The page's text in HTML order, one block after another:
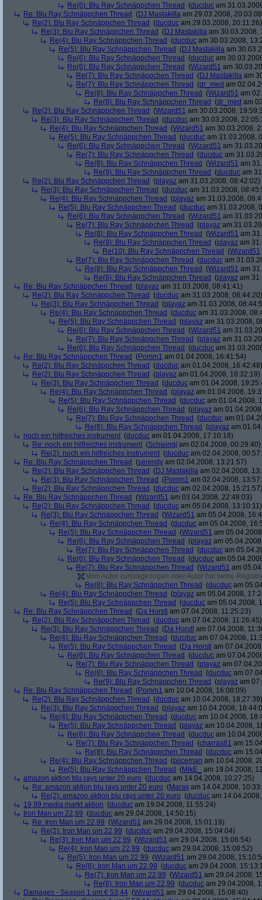
Re(6): Blu Ray Schnäppchen Thread (ducduc am
Re: Blu Ray Schnäppchen Thread (DJ Mastakilla am 29.03.2008,
Re(2): Blu Ray Schnäppchen Thread (ducduc am 29.03.2008, 20:11:26)
Re(3): Blu Ray Schnäppchen Thread (DJ Mastakilla am 30.03.2008,
Re(4): Blu Ray Schnäppchen Thread (ducduc am 30.03.2008,
Re(5): Blu Ray Schnäppchen Thread (DJ Mastakilla am
Re(6): Blu Ray Schnäppchen Thread (ducduc am
Re(6): Blu Ray Schnäppchen Thread (Wizard51 am
Re(7): Blu Ray Schnäppchen Thread (DJ Mastakilla am
Re(7): Blu Ray Schnäppchen Thread (dr_med am
Re(8): Blu Ray Schnäppchen Thread (Wizard51 am
Re(9): Blu Ray Schnäppchen Thread (dr_med am
Re(2): Blu Ray Schnäppchen Thread (Wizard51 am 30.03.2008,
Re(3): Blu Ray Schnäppchen Thread (ducduc am 30.03.2008,
Re(4): Blu Ray Schnäppchen Thread (Wizard51 am 30.03.2008,
Re(5): Blu Ray Schnäppchen Thread (ducduc am 31.03.2008,
Re(6): Blu Ray Schnäppchen Thread (Wizard51 am
Re(7): Blu Ray Schnäppchen Thread (ducduc am
Re(8): Blu Ray Schnäppchen Thread (Wizard51 am
Re(9): Blu Ray Schnäppchen Thread (ducduc am
Re(2): Blu Ray Schnäppchen Thread (playaz am 31.03.2008, 08:42:02)
Re(3): Blu Ray Schnäppchen Thread (ducduc am 31.03.2008,
Re(4): Blu Ray Schnäppchen Thread (playaz am 31.03.2008,
Re(5): Blu Ray Schnäppchen Thread (ducduc am 31.03.2008,
Re(6): Blu Ray Schnäppchen Thread (Wizard51 am
Re(7): Blu Ray Schnäppchen Thread (playaz am
Re(8): Blu Ray Schnäppchen Thread (Wizard51 am
Re(9): Blu Ray Schnäppchen Thread (playaz am
Re(10): Blu Ray Schnäppchen Thread (Wizard51
Re(7): Blu Ray Schnäppchen Thread (ducduc am
Re(8): Blu Ray Schnäppchen Thread (Wizard51 am
Re(9): Blu Ray Schnäppchen Thread (playaz am
Re: Blu Ray Schnäppchen Thread (playaz am 31.03.2008, 08:41:41)
Re(2): Blu Ray Schnäppchen Thread (ducduc am 31.03.2008, 08:44:20)
Re(3): Blu Ray Schnäppchen Thread (playaz am 31.03.2008,
Re(4): Blu Ray Schnäppchen Thread (ducduc am 31.03.2008,
Re(5): Blu Ray Schnäppchen Thread (playaz am 31.03.2008,
Re(6): Blu Ray Schnäppchen Thread (Wizard51 am
Re(7): Blu Ray Schnäppchen Thread (playaz am
Re(6): Blu Ray Schnäppchen Thread (ducduc am
Re: Blu Ray Schnäppchen Thread (Pomm1 am 01.04.2008, 16:41:54)
Re(2): Blu Ray Schnäppchen Thread (ducduc am 01.04.2008, 16:42:48)
Re(2): Blu Ray Schnäppchen Thread (playaz am 01.04.2008, 18:32:19)
Re(3): Blu Ray Schnäppchen Thread (ducduc am 01.04.2008,
Re(4): Blu Ray Schnäppchen Thread (playaz am 01.04.2008,
Re(5): Blu Ray Schnäppchen Thread (ducduc am 01.04.2008,
Re(6): Blu Ray Schnäppchen Thread (playaz am
Re(7): Blu Ray Schnäppchen Thread (ducduc am
Re(8): Blu Ray Schnäppchen Thread (playaz am
noch ein hilfreiches instrument (ducduc am 01.04.2008, 17:10:18)
Re: noch ein hilfreiches instrument (Schwingi am 02.04.2008, 00:29:40)
Re(2): noch ein hilfreiches instrument (ducduc am 02.04.2008,
Re: Blu Ray Schnäppchen Thread (serenity am 02.04.2008, 13:21:57)
Re(2): Blu Ray Schnäppchen Thread (DJ Mastakilla am 02.04.2008,
Re(3): Blu Ray Schnäppchen Thread (Pomm1 am 02.04.2008,
Re(2): Blu Ray Schnäppchen Thread (ducduc am 02.04.2008, 15:21:57)
Re: Blu Ray Schnäppchen Thread (Wizard51 am 03.04.2008, 22:48:03)
Re(2): Blu Ray Schnäppchen Thread (ducduc am 05.04.2008, 13:10:11)
Re(3): Blu Ray Schnäppchen Thread (Wizard51 am 05.04.2008,
Re(4): Blu Ray Schnäppchen Thread (ducduc am 05.04.2008,
Re(5): Blu Ray Schnäppchen Thread (Wizard51 am
Re(6): Blu Ray Schnäppchen Thread (playaz am
Re(7): Blu Ray Schnäppchen Thread (ducduc am
Re(6): Blu Ray Schnäppchen Thread (ducduc am
Re(7): Blu Ray Schnäppchen Thread (Wizard51 am
Vom Autor zurückgezogen oder Autor hat seine
Re(8): Blu Ray Schnäppchen Thread (ducduc am
Re(4): Blu Ray Schnäppchen Thread (playaz am 05.04.2008,
Re(5): Blu Ray Schnäppchen Thread (ducduc am 05.04.2008,
Re: Blu Ray Schnäppchen Thread (Da Horstl am 07.04.2008, 11:25:23)
Re(2): Blu Ray Schnäppchen Thread (ducduc am 07.04.2008, 11:26:45)
Re(3): Blu Ray Schnäppchen Thread (Da Horstl am 07.04.2008,
Re(4): Blu Ray Schnäppchen Thread (ducduc am 07.04.2008,
Re(5): Blu Ray Schnäppchen Thread (Da Horstl am
Re(6): Blu Ray Schnäppchen Thread (ducduc am
Re(7): Blu Ray Schnäppchen Thread (playaz am
Re(8): Blu Ray Schnäppchen Thread (ducduc am
Re(9): Blu Ray Schnäppchen Thread (playaz am
Re: Blu Ray Schnäppchen Thread (Pomm1 am 10.04.2008, 16:08:09)
Re(2): Blu Ray Schnäppchen Thread (ducduc am 10.04.2008, 18:27:39)
Re(3): Blu Ray Schnäppchen Thread (playaz am 10.04.2008,
Re(4): Blu Ray Schnäppchen Thread (ducduc am 10.04.2008,
Re(5): Blu Ray Schnäppchen Thread (playaz am 10.04.2008,
Re(6): Blu Ray Schnäppchen Thread (ducduc am
Re(7): Blu Ray Schnäppchen Thread (charras81 am
Re(8): Blu Ray Schnäppchen Thread (ducduc am
Re(4): Blu Ray Schnäppchen Thread (piiceman am 10.04.2008,
Re(5): Blu Ray Schnäppchen Thread (MikE_
am 19.04.2008,
amazon aktion blu rays unter 20 euro (ducduc am 14.04.2008, 10:27:25)
Re: amazon aktion blu rays unter 20 euro (Marax am 14.04.2008,
Re(2): amazon aktion blu rays unter 20 euro (ducduc am
19,99 media markt aktion (ducduc am 19.04.2008, 11:55:24)
Iron Man um 22,99 (ducduc am 29.04.2008, 14:50:15)
Re: Iron Man um 22,99 (Wizard51 am 29.04.2008, 15:01:19)
Re(2): Iron Man um 22,99 (ducduc am 29.04.2008, 15:04:04)
Re(3): Iron Man um 22,99 (Wizard51 am 29.04.2008, 15:06:54)
Re(4): Iron Man um 22,99 (ducduc am 29.04.2008, 15:08:52)
Re(5): Iron Man um 22,99 (Wizard51 am 29.04.2008,
Re(6): Iron Man um 22,99 (ducduc am 29.04.2008,
Re(7): Iron Man um 22,99 (Wizard51 am 29.04.2008,
Re(8): Iron Man um 22,99 (ducduc am 29.04.2008,
Damages - Season 1 um € 53,44 (Wizard51 am 29.04.2008, 15:08:40)